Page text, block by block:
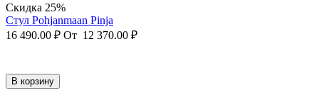
Скидка 25%
Стул Pohjanmaan Pinja
16 490.00 ₽ От 12 370.00 ₽
В корзину